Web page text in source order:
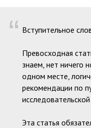
“ Вступительное
Превосходная
знаем, нет ничего
одном месте,
рекомендации по
Эта статья